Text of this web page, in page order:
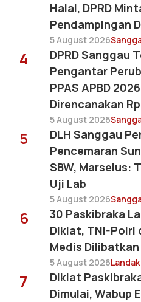
Halal, DPRD
Pendampingan
5 August 2026
4
DPRD Sanggau
Pengantar
PPAS APBD
Direncanakan
5 August 2026
5
DLH Sanggau
Pencemaran
SBW, Marselus:
Uji Lab
5 August 2026
6
30 Paskibraka
Diklat, TNI-Polri
Medis Dilibatkan
5 August 2026Landak
7
Diklat
Dimulai, Wabup